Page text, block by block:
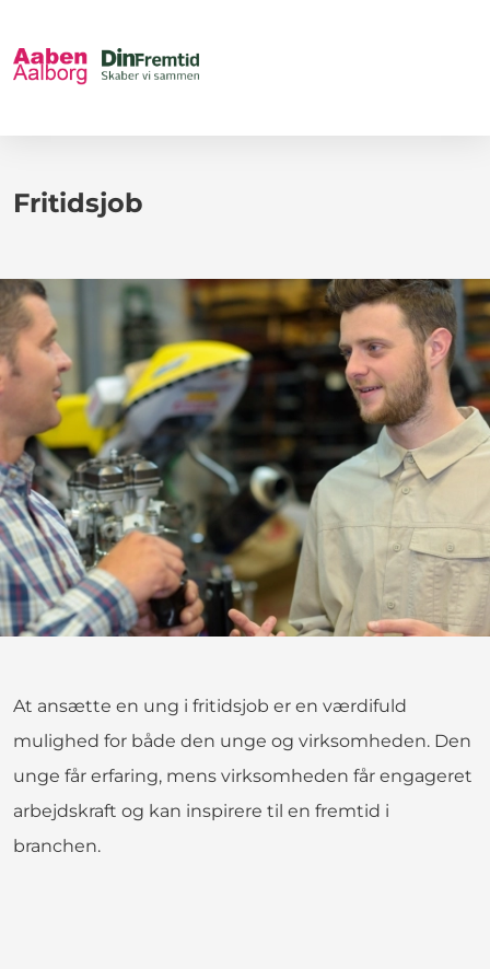
Fritidsjob
At ansætte en ung i fritidsjob er en værdifuld
mulighed for både den unge og virksomheden. Den
unge får erfaring, mens virksomheden får engageret
arbejdskraft og kan inspirere til en fremtid i
branchen.